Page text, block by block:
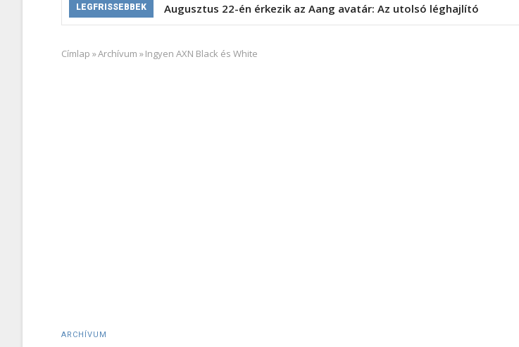
LEGFRISSEBBEK Augusztus 22-én érkezik az Aang avatár: Az utolsó léghajlító
Morzsa
Címlap »Archívum »Ingyen AXN Black és White
ARCHÍVUM